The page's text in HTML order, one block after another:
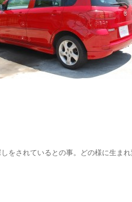
をされているとの事。どの様に生まれ